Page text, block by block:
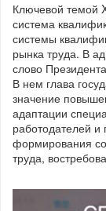
Ключевой темой
система
системы
рынка труда. В
слово
В нем глава
значение
адаптации
работодателей и
формирования
труда,